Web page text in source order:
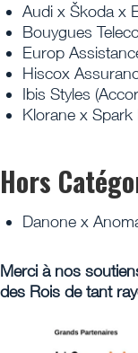
Audi x Škoda x
Bouygues
Europ
Hiscox
Ibis Styles
Klorane x
Hors
Danone x
Merci à nos
des Rois de tant